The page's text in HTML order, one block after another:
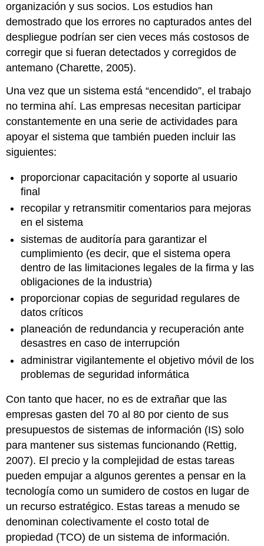
organización y sus socios. Los estudios han
demostrado que los errores no capturados antes del
despliegue podrían ser cien veces más costosos de
corregir que si fueran detectados y corregidos de
antemano (Charette, 2005).
Una vez que un sistema está “encendido”, el trabajo
no termina ahí. Las empresas necesitan participar
constantemente en una serie de actividades para
apoyar el sistema que también pueden incluir las
siguientes:
proporcionar capacitación y soporte al usuario
final
recopilar y retransmitir comentarios para mejoras
en el sistema
sistemas de auditoría para garantizarel
cumplimiento (es decir, que el sistema opera
dentro de las limitaciones legales de la firma y las
obligaciones de la industria)
proporcionar copias de seguridad regulares de
datos críticos
planeación de redundancia y recuperación ante
desastres en caso de interrupción
administrar vigilantemente el objetivo móvil de los
problemas de seguridad informática
Con tanto que hacer, no es de extrañar que las
empresas gasten del 70 al 80 por ciento de sus
presupuestos de sistemas de información (IS) solo
para mantener sus sistemas funcionando (Rettig,
2007). El precio y la complejidad de estas tareas
pueden empujar a algunos gerentes a pensar en la
tecnología como un sumidero de costos en lugar de
un recurso estratégico. Estas tareas a menudo se
denominan colectivamente elcosto total de
propiedad (TCO) de un sistema de información.